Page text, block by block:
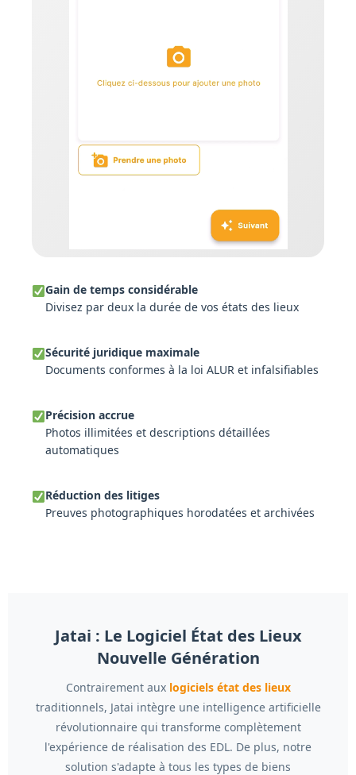
Gain de temps considérable
Divisez par deux la durée de vos états des lieux
Sécurité juridique maximale
Documents conformes à la loi ALUR et infalsifiables
Précision accrue
Photos illimitées et descriptions détaillées
automatiques
Réduction des litiges
Preuves photographiques horodatées et archivées
Jatai : Le Logiciel État des Lieux
Nouvelle Génération
Contrairement aux logiciels état des lieux
traditionnels, Jatai intègre une intelligence artificielle
révolutionnaire qui transforme complètement
l'expérience de réalisation des EDL. De plus, notre
solution s'adapte à tous les types de biens